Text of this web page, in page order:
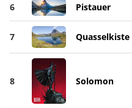
6 Pistauer
7 Quasselkiste
8 Solomon